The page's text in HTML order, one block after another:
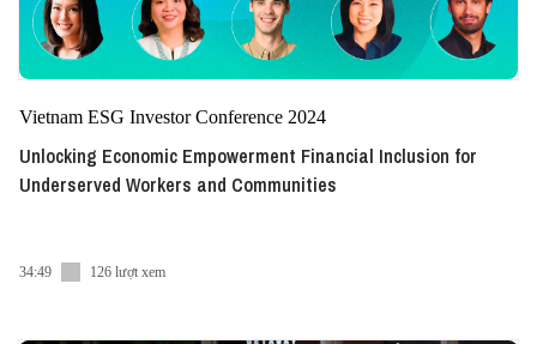
Vietnam ESG Investor Conference 2024
Unlocking Economic Empowerment Financial Inclusion for
Underserved Workers and Communities
34:49 126 lượt xem